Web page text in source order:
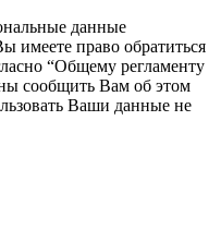
данные
имеете право обратиться
“Общему регламенту
сообщить Вам об этом
Ваши данные не